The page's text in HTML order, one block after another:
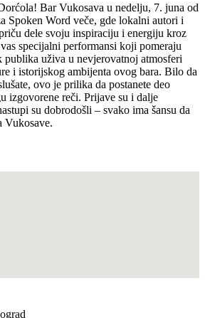
Bar Vukosava u nedelju, 7. juna od
Spoken Word veče, gde lokalni autori i
dele svoju inspiraciju i energiju kroz
specijalni performansi koji pomeraju
publika uživa u nevjerovatnoj atmosferi
i istorijskog ambijenta ovog bara. Bilo da
ovo je prilika da postanete deo
izgovorene reči. Prijave su i dalje
su dobrodošli – svako ima šansu da
Vukosave.